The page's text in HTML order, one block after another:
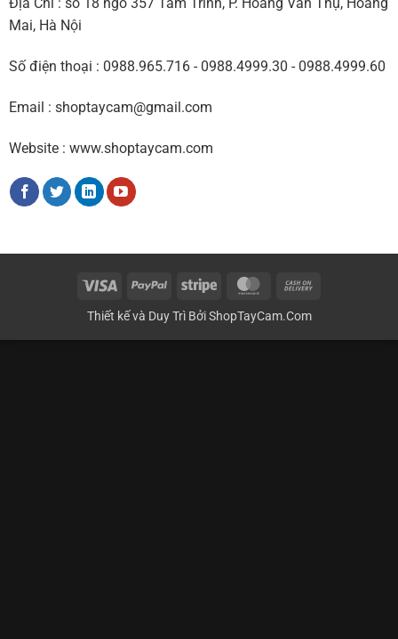
Mai, Hà Nội
Số điện thoại : 0988.965.716 - 0988.4999.30 - 0988.4999.60
Email : shoptaycam@gmail.com
Website : www.shoptaycam.com
Visa PayPal Stripe MasterCard
Thiết kế và Duy Trì BởiShopTayCam.Com